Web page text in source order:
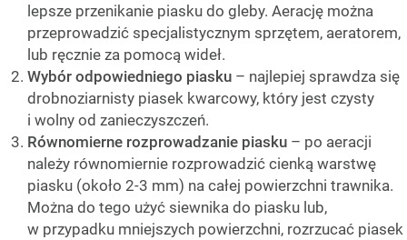
lepsze przenikanie piasku do gleby. Aerację można
przeprowadzić specjalistycznym sprzętem, aeratorem,
lub ręcznie za pomocą wideł.
Wybór odpowiedniego piasku – najlepiej sprawdza się
drobnoziarnisty piasek kwarcowy, który jest czysty
i wolny od zanieczyszczeń.
Równomierne rozprowadzanie piasku – po aeracji
należy równomiernie rozprowadzić cienką warstwę
piasku (około 2-3 mm) na całej powierzchni trawnika.
Można do tego użyć siewnika do piasku lub,
w przypadku mniejszych powierzchni, rozrzucać piasek